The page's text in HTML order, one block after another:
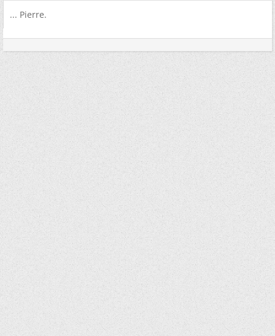
... Pierre.